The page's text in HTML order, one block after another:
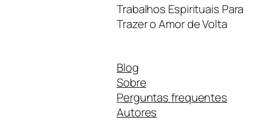
Trabalhos Espirituais Para
Trazer o Amor de Volta
Blog
Sobre
Perguntas frequentes
Autores